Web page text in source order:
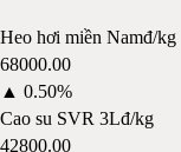
Heo hơi miền Namđ/kg
68000.00
▲ 0.50%
Cao su SVR 3Lđ/kg
42800.00